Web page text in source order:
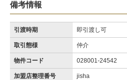
備考情報
引渡時期 即引渡し可
取引態様 仲介
物件コード 028001-24542
加盟店整理番号 jisha